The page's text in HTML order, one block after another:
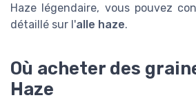
Haze légendaire, vous pouvez
détaillé sur l'alle haze.
Où acheter des
Haze